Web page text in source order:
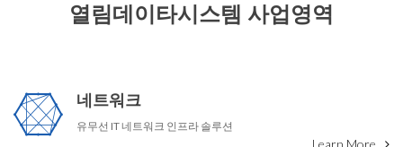
열림데이타시스템 사업영역
네트워크
유무선 IT 네트워크 인프라 솔루션
Learn More